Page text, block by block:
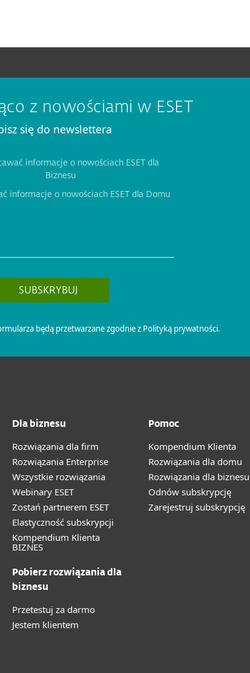
Dla biznesu
Rozwiązania dla firm
Rozwiązania Enterprise
Wszystkie rozwiązania
Webinary ESET
Zostań partnerem ESET
Elastyczność subskrypcji
Kompendium Klienta
BIZNES
Pobierz rozwiązania dla
biznesu
Przetestuj za darmo
Jestem klientem
Pomoc
Kompendium Klienta
Rozwiązania dla domu
Rozwiązania dla biznesu
Odnów subskrypcję
Zarejestruj subskrypcję